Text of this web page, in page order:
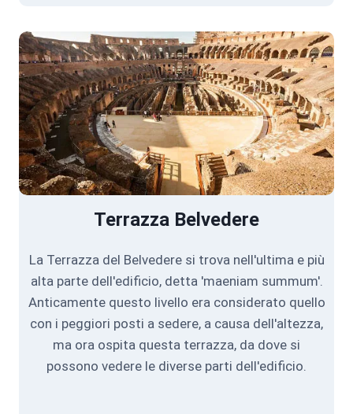
Terrazza Belvedere
La Terrazza del Belvedere si trova nell'ultima e più
alta parte dell'edificio, detta 'maeniam summum'.
Anticamente questo livello era considerato quello
con i peggiori posti a sedere, a causa dell'altezza,
ma ora ospita questa terrazza, da dove si
possono vedere le diverse parti dell'edificio.